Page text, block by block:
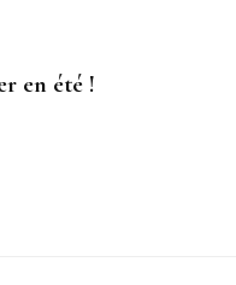
en été !